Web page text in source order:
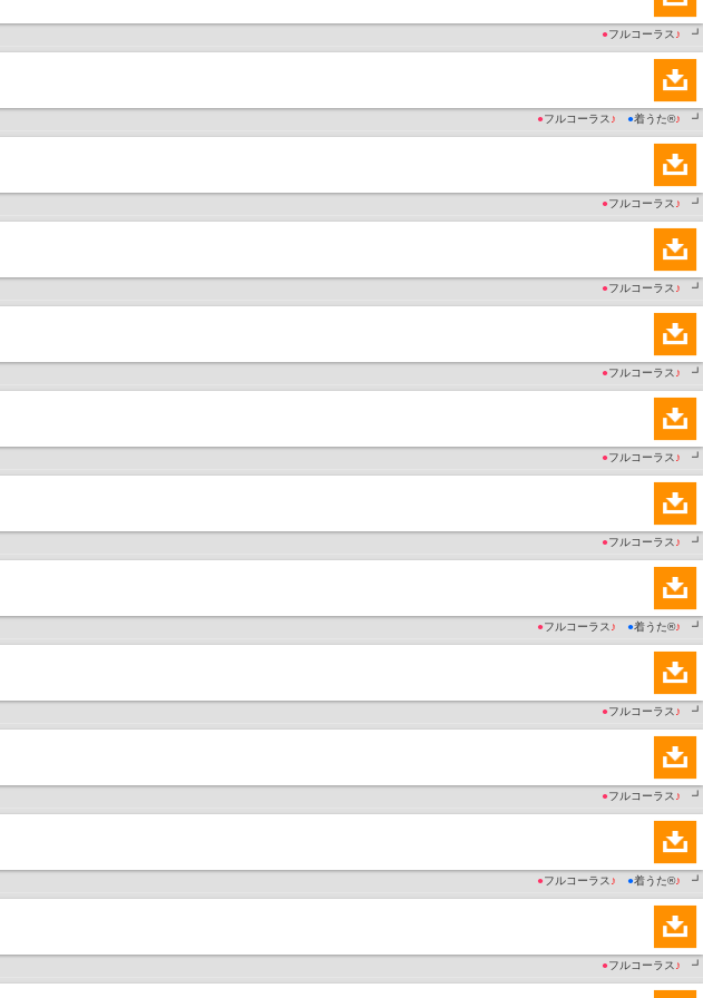
●フルコーラス ♪ ┛
●フルコーラス ♪ ●着うた®♪ ┛
●フルコーラス ♪ ┛
●フルコーラス ♪ ┛
●フルコーラス ♪ ┛
●フルコーラス ♪ ┛
●フルコーラス ♪ ┛
●フルコーラス ♪ ●着うた®♪ ┛
●フルコーラス ♪ ┛
●フルコーラス ♪ ┛
●フルコーラス ♪ ●着うた®♪ ┛
●フルコーラス ♪ ┛